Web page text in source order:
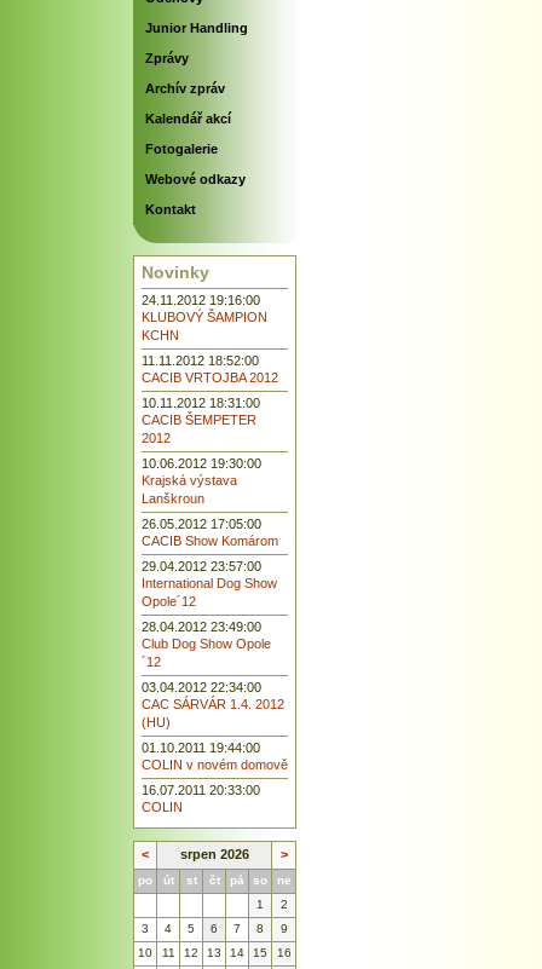
Junior Handling
Zprávy
Archív zpráv
Kalendář akcí
Fotogalerie
Webové odkazy
Kontakt
Novinky
24.11.2012 19:16:00
KLUBOVÝ ŠAMPION
KCHN
11.11.2012 18:52:00
CACIB VRTOJBA 2012
10.11.2012 18:31:00
CACIB ŠEMPETER
2012
10.06.2012 19:30:00
Krajská výstava
Lanškroun
26.05.2012 17:05:00
CACIB Show Komárom
29.04.2012 23:57:00
International Dog Show
Opole´12
28.04.2012 23:49:00
Club Dog Show Opole
´12
03.04.2012 22:34:00
CAC SÁRVÁR 1.4. 2012
(HU)
01.10.2011 19:44:00
COLIN v novém domově
16.07.2011 20:33:00
COLIN
< srpen 2026 >
po út st čt pá so
ne
1
2
3
4 5 6 7 8
9
10
11 12 13 14 15
16